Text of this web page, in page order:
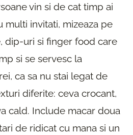
vin si de cat timp ai
multi invitati, mizeaza pe
dip-uri si finger food care
si se servesc la
ca sa nu stai legat de
diferite: ceva crocant,
cald. Include macar doua
de ridicat cu mana si un